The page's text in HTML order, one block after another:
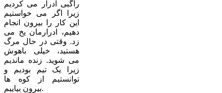
راگبی ادرار می کردیم
زیرا اگر می خواستیم
این کار را بیرون انجام
دهیم، ادرارمان یخ می
زد. وقتی در حال مرگ
هستید، خیلی باهوش
می شوید. زنده ماندیم
زیرا یک تیم بودیم و
توانستیم از کوه ها
بیرون بیاییم.